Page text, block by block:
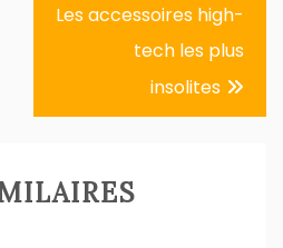
Les accessoires high-
tech les plus
insolites